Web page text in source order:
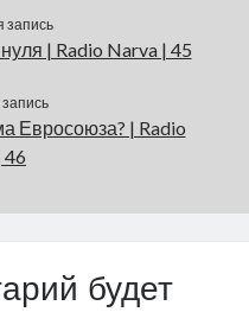
| Radio Narva | 45
Евросоюза? | Radio
46
будет